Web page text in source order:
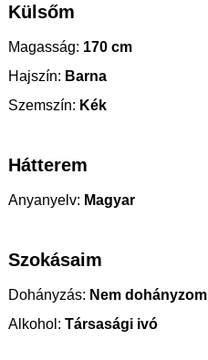
Külsőm
Magasság: 170 cm
Hajszín: Barna
Szemszín: Kék
Hátterem
Anyanyelv: Magyar
Szokásaim
Dohányzás: Nem dohányzom
Alkohol: Társasági ivó